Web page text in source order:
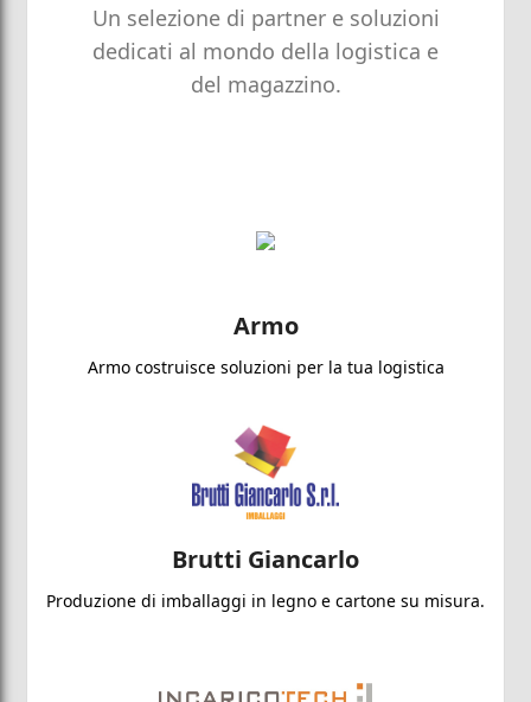
Un selezione di partner e soluzioni
dedicati al mondo della logistica e
del magazzino.
Armo
Armo costruisce soluzioni per la tua logistica
Brutti Giancarlo
Produzione di imballaggi in legno e cartone su misura.